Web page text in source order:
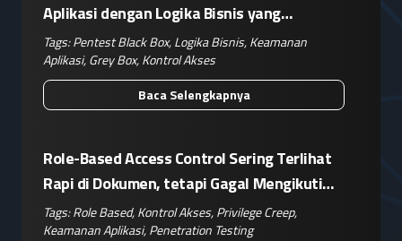
Aplikasi dengan Logika Bisnis yang
Kompleks
Tags:Pentest Black Box,Logika Bisnis,Keamanan
Aplikasi,Grey Box,Kontrol Akses
Baca Selengkapnya
Role-Based Access Control Sering Terlihat
Rapi di Dokumen, tetapi Gagal Mengikuti
Operasional Nyata
Tags:Role Based,Kontrol Akses,Privilege Creep,
Keamanan Aplikasi,Penetration Testing